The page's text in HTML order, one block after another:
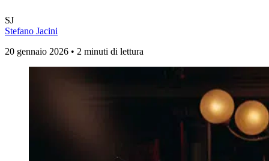
SJ
Stefano Jacini
20 gennaio 2026 • 2 minuti di lettura